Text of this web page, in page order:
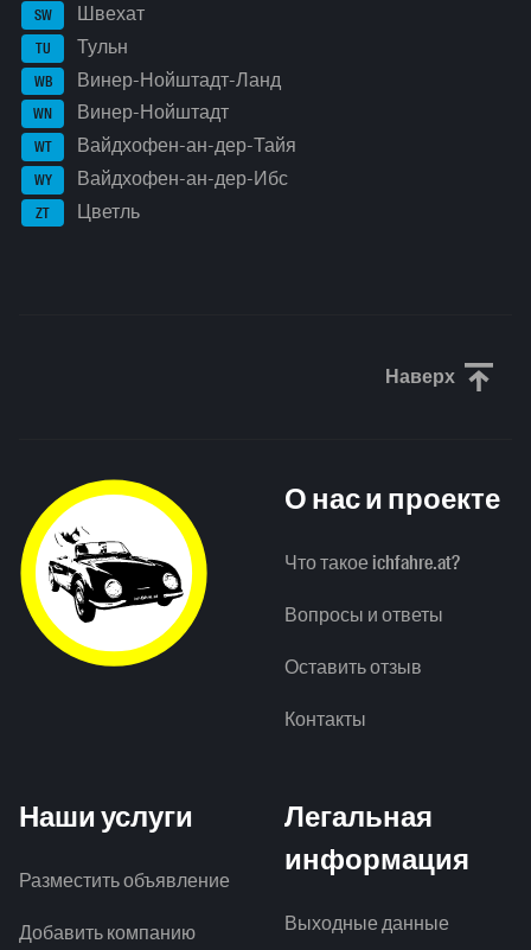
SW Швехат
TU Тульн
WB Винер-Нойштадт-Ланд
WN Винер-Нойштадт
WT Вайдхофен-ан-дер-Тайя
WY Вайдхофен-ан-дер-Ибс
ZT Цветль
Наверх
О нас и проекте
Что такое ichfahre.at?
Вопросы и ответы
Оставить отзыв
Контакты
Наши услуги
Разместить объявление
Добавить компанию
Легальная
информация
Выходные данные